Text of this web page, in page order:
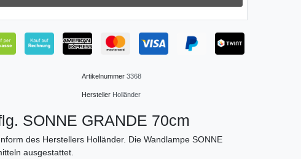
Artikelnummer 3368
Hersteller Holländer
SONNE GRANDE 70cm
des Herstellers Holländer. Die Wandlampe SONNE
ausgestattet.